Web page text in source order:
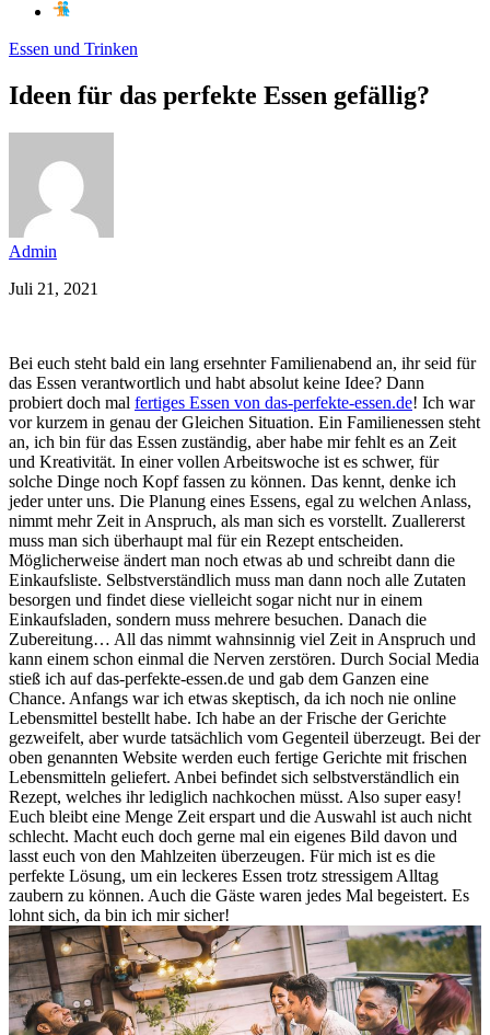
Essen und Trinken
Ideen für das perfekte Essen gefällig?
Admin
Juli 21, 2021
Bei euch steht bald ein lang ersehnter Familienabend an, ihr seid für
das Essen verantwortlich und habt absolut keine Idee? Dann
probiert doch mal fertiges Essen von das-perfekte-essen.de! Ich war
vor kurzem in genau der Gleichen Situation. Ein Familienessen steht
an, ich bin für das Essen zuständig, aber habe mir fehlt es an Zeit
und Kreativität. In einer vollen Arbeitswoche ist es schwer, für
solche Dinge noch Kopf fassen zu können. Das kennt, denke ich
jeder unter uns. Die Planung eines Essens, egal zu welchen Anlass,
nimmt mehr Zeit in Anspruch, als man sich es vorstellt. Zuallererst
muss man sich überhaupt mal für ein Rezept entscheiden.
Möglicherweise ändert man noch etwas ab und schreibt dann die
Einkaufsliste. Selbstverständlich muss man dann noch alle Zutaten
besorgen und findet diese vielleicht sogar nicht nur in einem
Einkaufsladen, sondern muss mehrere besuchen. Danach die
Zubereitung… All das nimmt wahnsinnig viel Zeit in Anspruch und
kann einem schon einmal die Nerven zerstören. Durch Social Media
stieß ich auf das-perfekte-essen.de und gab dem Ganzen eine
Chance. Anfangs war ich etwas skeptisch, da ich noch nie online
Lebensmittel bestellt habe. Ich habe an der Frische der Gerichte
gezweifelt, aber wurde tatsächlich vom Gegenteil überzeugt. Bei der
oben genannten Website werden euch fertige Gerichte mit frischen
Lebensmitteln geliefert. Anbei befindet sich selbstverständlich ein
Rezept, welches ihr lediglich nachkochen müsst. Also super easy!
Euch bleibt eine Menge Zeit erspart und die Auswahl ist auch nicht
schlecht. Macht euch doch gerne mal ein eigenes Bild davon und
lasst euch von den Mahlzeiten überzeugen. Für mich ist es die
perfekte Lösung, um ein leckeres Essen trotz stressigem Alltag
zaubern zu können. Auch die Gäste waren jedes Mal begeistert. Es
lohnt sich, da bin ich mir sicher!